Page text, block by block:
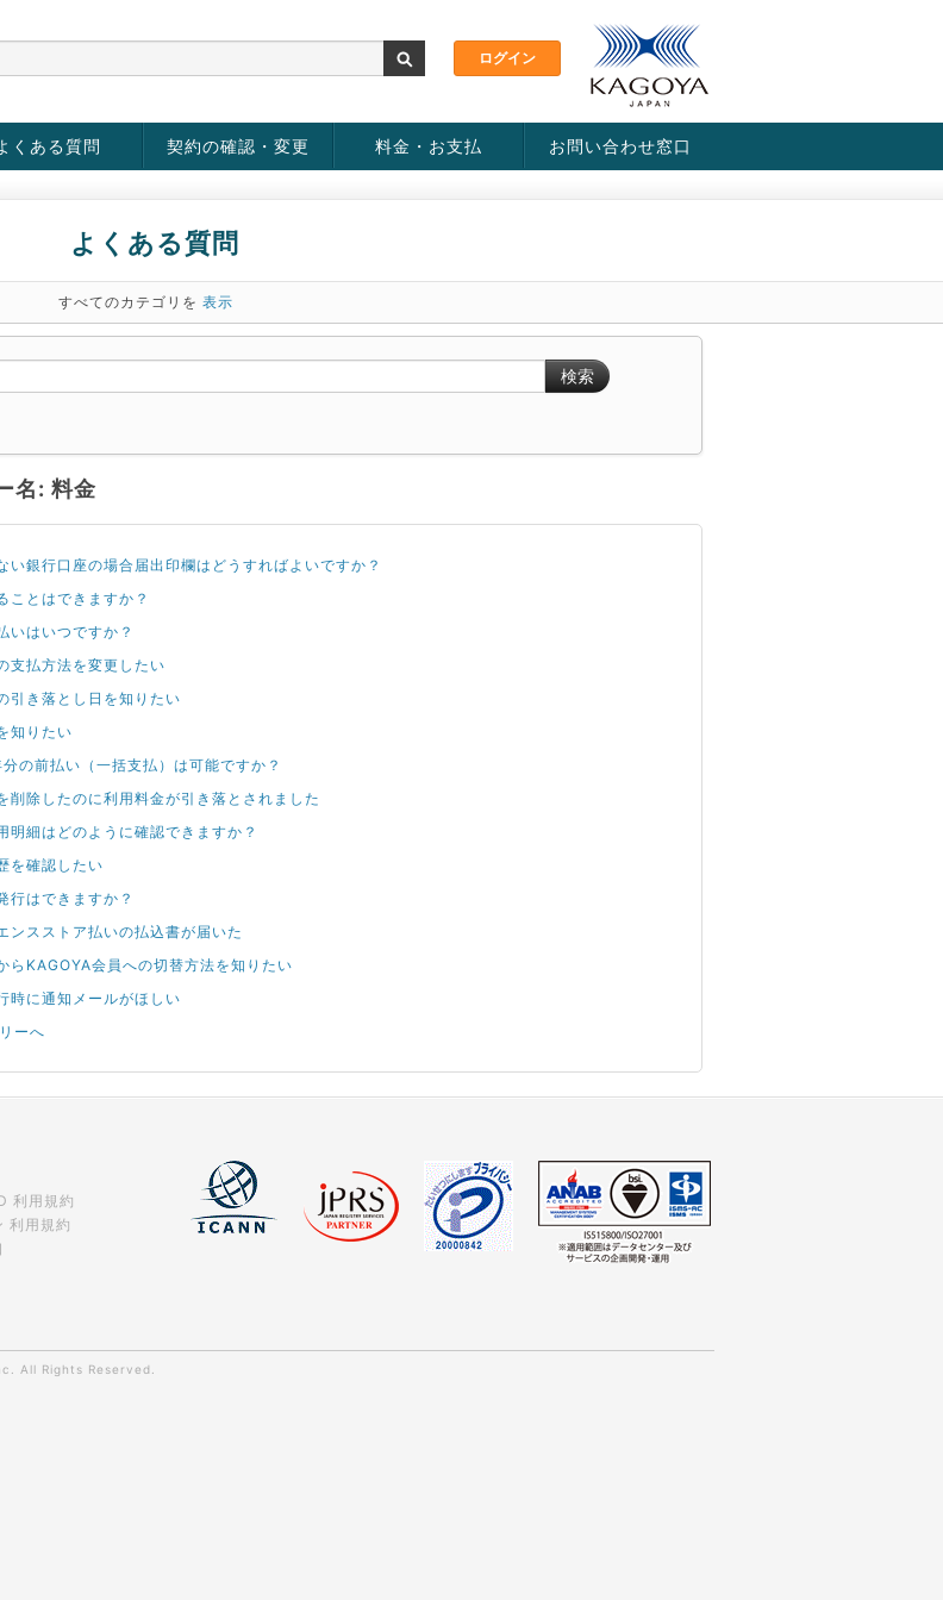
くある質問 契約の確認・変更 料金・お支払 お問い合わせ窓口
よくある質問
すべてのカテゴリを 表示
検索
名: 料金
い銀行口座の場合届出印欄はどうすればよいですか？
ことはできますか？
いはいつですか？
支払方法を変更したい
引き落とし日を知りたい
知りたい
の前払い（一括支払）は可能ですか？
削除したのに利用料金が引き落とされました
明細はどのように確認できますか？
を確認したい
行はできますか？
ンスストア払いの払込書が届いた
らKAGOYA会員への切替方法を知りたい
時に通知メールがほしい
ーへ
利用規約
利用規約
All Rights Reserved.